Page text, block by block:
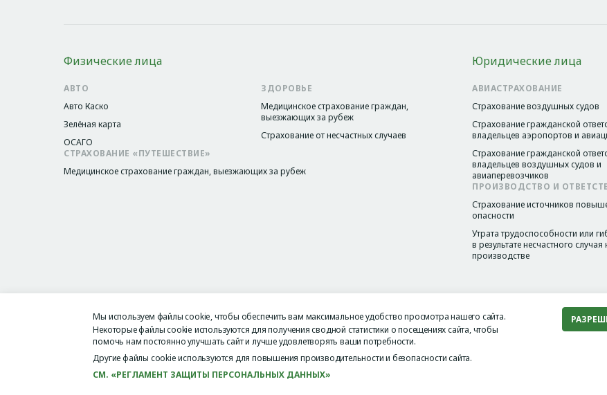
Физические лица
АВТО
Авто Каско
Зелёная карта
ОСАГО
ЗДОРОВЬЕ
Медицинское страхование граждан,
выезжающих за рубеж
Страхование от несчастных случаев
СТРАХОВАНИЕ «ПУТЕШЕСТВИЕ»
Медицинское страхование граждан, выезжающих за рубеж
Юридические лица
АВИАСТРАХОВАНИЕ
Страхование воздушных судов
Страхование гражданской
владельцев аэропортов и
Страхование гражданской
владельцев воздушных судов и
авиаперевозчиков
ПРОИЗВОДСТВО И
Страхование источников
опасности
Утрата трудоспособности или
в результате несчастного случая
производстве
Legacy menu
Положения и условия Политика конфиденциальности Пользовательское соглашение
Copyright © 2025 ACORD GRUP. Все права защищены.
Мы используем файлы cookie, чтобы обеспечить вам максимальное удобство просмотра нашего сайта.
Некоторые файлы cookie используются для получения сводной статистики о посещениях сайта, чтобы
помочь нам постоянно улучшать сайт и лучше удовлетворять ваши потребности.
Другие файлы cookie используются для повышения производительности и безопасности сайта.
СМ. «РЕГЛАМЕНТ ЗАЩИТЫ ПЕРСОНАЛЬНЫХ ДАННЫХ»